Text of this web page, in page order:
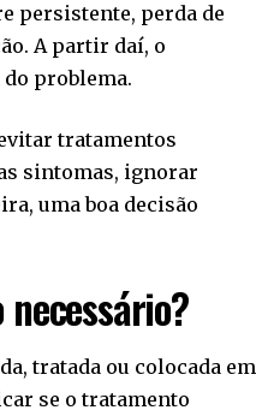
persistente, perda de
A partir daí, o
problema.
tratamentos
sintomas, ignorar
uma boa decisão
tratada ou colocada em
se o tratamento